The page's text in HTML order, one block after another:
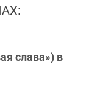
слава») в